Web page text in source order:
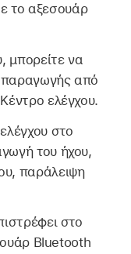
το αξεσουάρ
μπορείτε να
από
ελέγχου.
στο
του ήχου,
παράλειψη
στο
Bluetooth